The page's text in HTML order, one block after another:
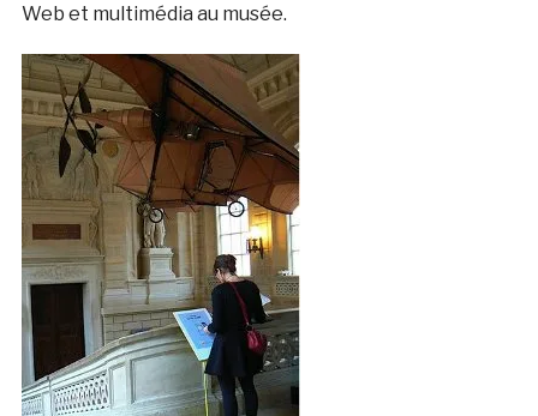
Web et multimédia au musée.